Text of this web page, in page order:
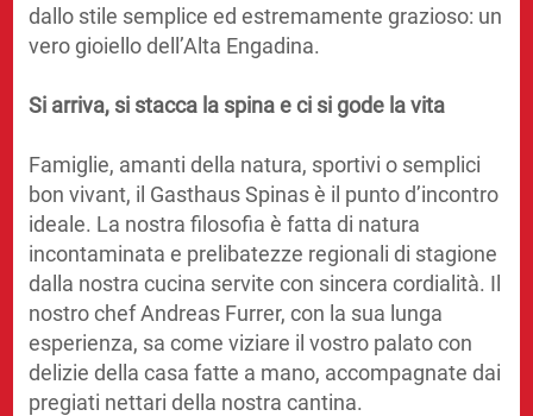
dallo stile semplice ed estremamente grazioso: un
vero gioiello dell’Alta Engadina.
Si arriva, si stacca la spina e ci si gode la vita
Famiglie, amanti della natura, sportivi o semplici
bon vivant, il Gasthaus Spinas è il punto d’incontro
ideale. La nostra filosofia è fatta di natura
incontaminata e prelibatezze regionali di stagione
dalla nostra cucina servite con sincera cordialità. Il
nostro chef Andreas Furrer, con la sua lunga
esperienza, sa come viziare il vostro palato con
delizie della casa fatte a mano, accompagnate dai
pregiati nettari della nostra cantina.